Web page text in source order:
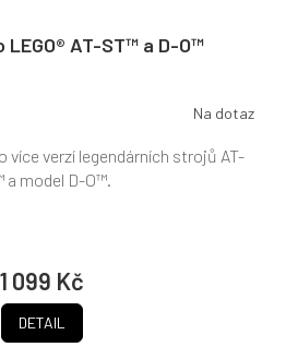
LEGO® AT-ST™ a D-O™
Na dotaz
1 099 Kč
DETAIL
více verzí legendárních strojů AT-
a model D-O™.